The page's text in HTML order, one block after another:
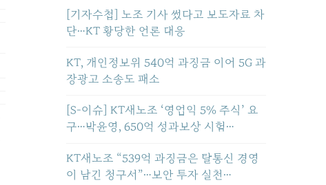
[기자수첩] 노조 기사 썼다고 보도자료 차
단…KT 황당한 언론 대응
KT, 개인정보위 540억 과징금 이어 5G 과
장광고 소송도 패소
[S-이슈] KT새노조 ‘영업익 5% 주식’ 요
구…박윤영, 650억 성과보상 시험…
KT새노조 “539억 과징금은 탈통신 경영
이 남긴 청구서”…보안 투자 실천…